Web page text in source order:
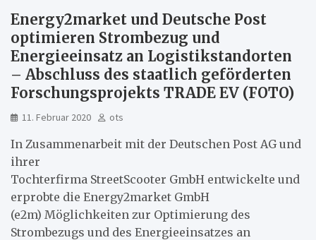
Energy2market und Deutsche Post
optimieren Strombezug und
Energieeinsatz an Logistikstandorten
– Abschluss des staatlich geförderten
Forschungsprojekts TRADE EV (FOTO)
11. Februar 2020 ots
In Zusammenarbeit mit der Deutschen Post AG und
ihrer
Tochterfirma StreetScooter GmbH entwickelte und
erprobte die Energy2market GmbH
(e2m) Möglichkeiten zur Optimierung des
Strombezugs und des Energieeinsatzes an